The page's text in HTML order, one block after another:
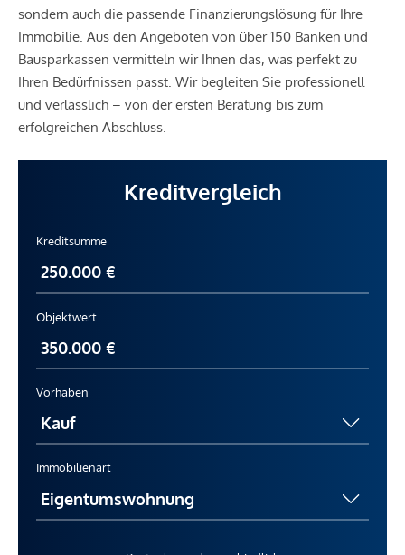
sondern auch die passende Finanzierungslösung für Ihre
Immobilie. Aus den Angeboten von über 150 Banken und
Bausparkassen vermitteln wir Ihnen das, was perfekt zu
Ihren Bedürfnissen passt. Wir begleiten Sie professionell
und verlässlich – von der ersten Beratung bis zum
erfolgreichen Abschluss.
Kreditvergleich
Kreditsumme
Objektwert
Vorhaben
Immobilienart